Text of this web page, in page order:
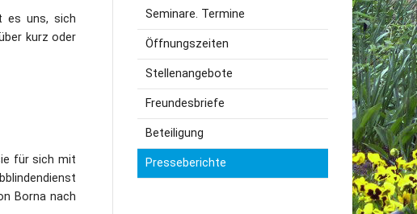
taubblinde Menschen
Anfahrt
es uns, sich
kurz oder
für sich mit
Borna nach
Seminare. Termine
Öffnungszeiten
Stellenangebote
Freundesbriefe
Beteiligung
Presseberichte